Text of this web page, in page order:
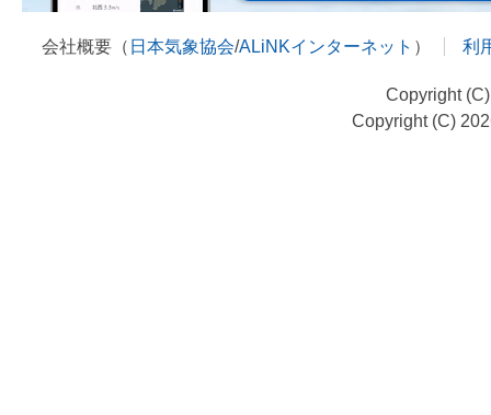
会社概要（ 日本気象協会/ALiNKインターネット ） 利
Copyright
Copyright (C)